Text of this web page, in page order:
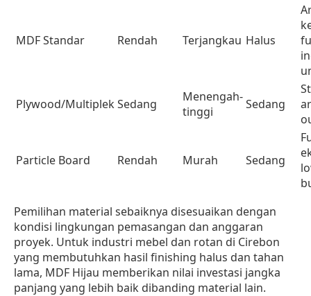
MDF Standar Rendah Terjangkau Halus
Plywood/MultiplekSedang
Menengah-
tinggi
Sedang
Particle Board Rendah Murah Sedang
Pemilihan material sebaiknya disesuaikan dengan
kondisi lingkungan pemasangan dan anggaran
proyek. Untuk industri mebel dan rotan di Cirebon
yang membutuhkan hasil finishing halus dan tahan
lama, MDF Hijau memberikan nilai investasi jangka
panjang yang lebih baik dibanding material lain.